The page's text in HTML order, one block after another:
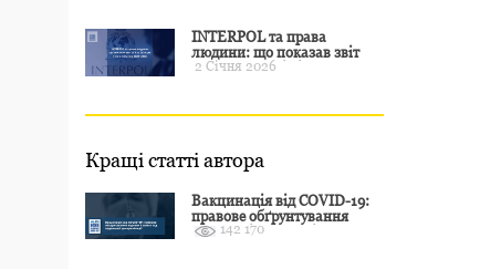
INTERPOL та права
людини: що показав звіт
CCF за 2024 рік і чого чекати
2 Січня 2026
Кращі статті автора
Вакцинація від COVID-19:
правове обґрунтування
відмови і захист від
142 170